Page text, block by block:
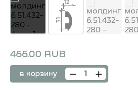
12
31
466.00 RUB
в корзину